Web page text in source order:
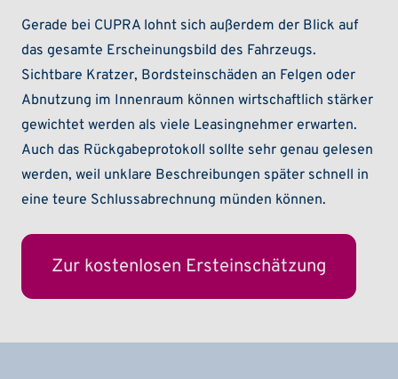
Gerade bei CUPRA lohnt sich außerdem der Blick auf
das gesamte Erscheinungsbild des Fahrzeugs.
Sichtbare Kratzer, Bordsteinschäden an Felgen oder
Abnutzung im Innenraum können wirtschaftlich stärker
gewichtet werden als viele Leasingnehmer erwarten.
Auch das Rückgabeprotokoll sollte sehr genau gelesen
werden, weil unklare Beschreibungen später schnell in
eine teure Schlussabrechnung münden können.
Zur kostenlosen Ersteinschätzung